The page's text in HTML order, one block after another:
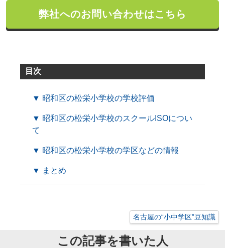
弊社へのお問い合わせはこちら
目次
▼ 昭和区の松栄小学校の学校評価
▼ 昭和区の松栄小学校のスクールISOについ
て
▼ 昭和区の松栄小学校の学区などの情報
▼ まとめ
名古屋の“小中学区”豆知識
この記事を書いた人